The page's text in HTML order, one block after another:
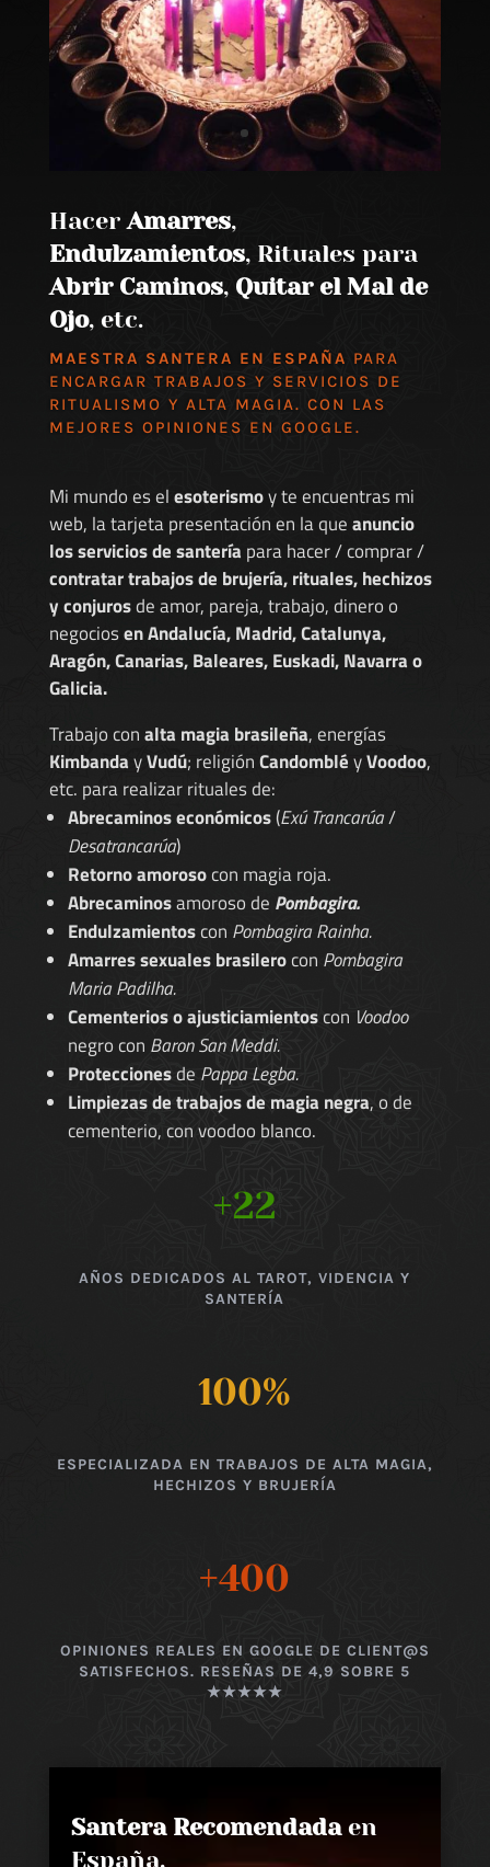
Hacer Amarres,
Endulzamientos, Rituales para
Abrir Caminos, Quitar el Mal de
Ojo, etc.
MAESTRA SANTERA EN ESPAÑA PARA
ENCARGAR TRABAJOS Y SERVICIOS DE
RITUALISMO Y ALTA MAGIA. CON LAS
MEJORES OPINIONES EN GOOGLE.
Mi mundo es elesoterismoy te encuentras mi
web, la tarjeta presentación en la queanuncio
los servicios de santería para hacer / comprar /
contratar trabajos de brujería, rituales, hechizos
y conjurosde amor, pareja, trabajo, dinero o
negociosen Andalucía, Madrid, Catalunya,
Aragón, Canarias, Baleares, Euskadi, Navarra o
Galicia.
Trabajo conalta magia brasileña, energías
KimbandayVudú; religiónCandombléyVoodoo,
etc. para realizar rituales de:
Abrecaminos económicos(Exú Trancarúa/
Desatrancarúa)
Retorno amorosocon magia roja.
Abrecaminosamoroso de Pombagira.
Endulzamientoscon Pombagira Rainha.
Amarres sexuales brasilerocon Pombagira
Maria Padilha.
Cementerios o ajusticiamientoscon Voodoo
negro con Baron San Meddi.
Proteccionesde Pappa Legba.
Limpiezas de trabajos de magia negra, o de
cementerio, con voodoo blanco.
+22
AÑOS DEDICADOS AL TAROT, VIDENCIA Y
SANTERÍA
100%
ESPECIALIZADA EN TRABAJOS DE ALTA MAGIA,
HECHIZOS Y BRUJERÍA
+400
OPINIONES REALES EN GOOGLE DE CLIENT@S
SATISFECHOS. RESEÑAS DE 4,9 SOBRE 5
★★★★★
Santera Recomendadaen
España,